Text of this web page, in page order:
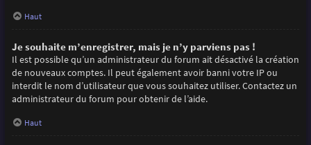
Haut
Je souhaite m’enregistrer, mais je n’y parviens pas !
Il est possible qu’un administrateur du forum ait désactivé la création
de nouveaux comptes. Il peut également avoir banni votre IP ou
interdit le nom d’utilisateur que vous souhaitez utiliser. Contactez un
administrateur du forum pour obtenir de l’aide.
Haut